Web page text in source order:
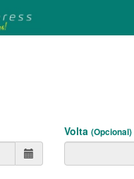
Volta (Opcional)